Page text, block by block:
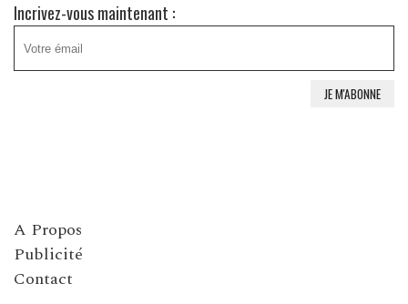
Incrivez-vous maintenant :
A Propos
Publicité
Contact